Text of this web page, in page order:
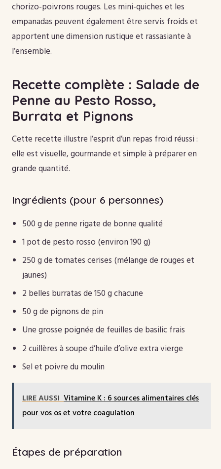
chorizo-poivrons rouges. Les mini-quiches et les
empanadas peuvent également être servis froids et
apportent une dimension rustique et rassasiante à
l’ensemble.
Recette complète : Salade de
Penne au Pesto Rosso,
Burrata et Pignons
Cette recette illustre l’esprit d’un repas froid réussi :
elle est visuelle, gourmande et simple à préparer en
grande quantité.
Ingrédients (pour 6 personnes)
500 g de penne rigate de bonne qualité
1 pot de pesto rosso (environ 190 g)
250 g de tomates cerises (mélange de rouges et
jaunes)
2 belles burratas de 150 g chacune
50 g de pignons de pin
Une grosse poignée de feuilles de basilic frais
2 cuillères à soupe d’huile d’olive extra vierge
Sel et poivre du moulin
LIRE AUSSI Vitamine K : 6 sources alimentaires clés
pour vos os et votre coagulation
Étapes de préparation